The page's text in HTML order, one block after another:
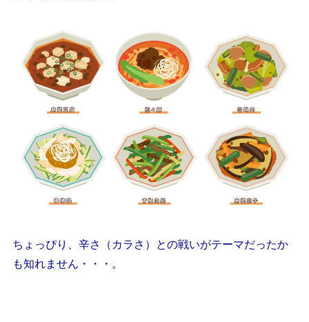
ちょっぴり、辛さ（カラさ）との戦いがテーマだったか
も知れません・・・。